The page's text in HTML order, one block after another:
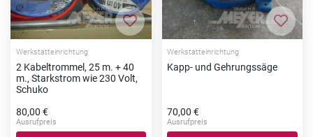
Zur Merkliste hinzufügen
Werkstatteinrichtung
2 Kabeltrommel, 25 m. + 40
m., Starkstrom wie 230 Volt,
Schuko
80,00 €
Ausrufpreis
Zur
Werkstatteinrichtung
Kapp- und Gehrungssäge
70,00 €
Ausrufpreis